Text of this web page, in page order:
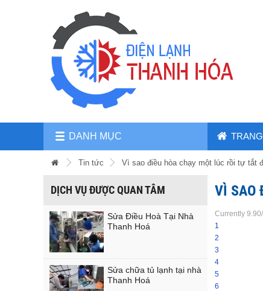
DANH MỤC
Tin tức Vì sao điều hòa chạy một lúc rồi tự tắt
DỊCH VỤ ĐƯỢC QUAN TÂM
Sửa Điều Hoà Tại Nhà
Thanh Hoá
Sửa chữa tủ lạnh tại nhà
Thanh Hoá
VÌ SAO
Currently
1
2
3
4
5
6